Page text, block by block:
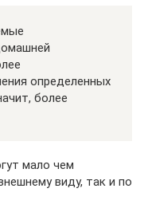
определенных
более
мало чем
виду, так и по